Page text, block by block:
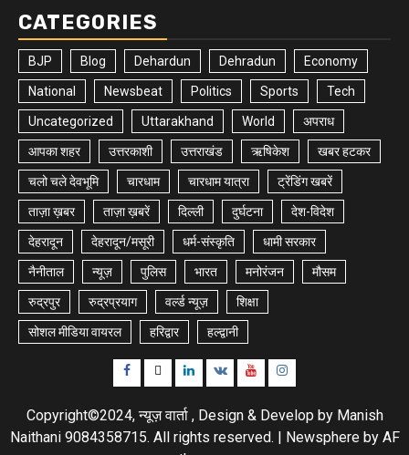
CATEGORIES
BJP Blog Dehardun Dehradun Economy
National Newsbeat Politics Sports Tech
Uncategorized Uttarakhand World अपराध
आपका शहर उत्तरकाशी उत्तराखंड ऋषिकेश खबर हटकर
चलो चले देवभूमि चारधाम चारधाम यात्रा ट्रेंडिंग खबरें
ताज़ा ख़बर ताज़ा ख़बरें दिल्ली दुर्घटना देश-विदेश
देहरादून देहरादून/मसूरी धर्म-संस्कृति धामी सरकार
नैनीताल न्यूज़ पुलिस भारत मनोरंजन मौसम
रुद्रपुर रुद्रप्रयाग वर्ल्ड न्यूज़ शिक्षा
सोशल मीडिया वायरल हरिद्वार हल्द्वानी
Facebook
TwitterLinkedin
VK YoutubeInstagram
Copyright©2024, न्यूज़ वार्ता , Design & Develop by Manish
Naithani 9084358715. All rights reserved. | Newsphereby AF